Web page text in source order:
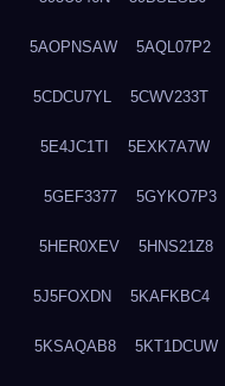
5AOPNSAW 5AQL07P2
5CDCU7YL 5CWV233T
5E4JC1TI 5EXK7A7W
5GEF3377 5GYKO7P3
5HER0XEV 5HNS21Z8
5J5FOXDN 5KAFKBC4
5KSAQAB8 5KT1DCUW